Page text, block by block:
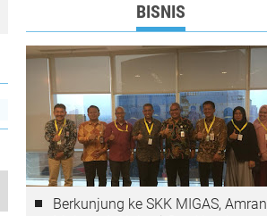
BISNIS
Berkunjung ke SKK MIGAS, Amran